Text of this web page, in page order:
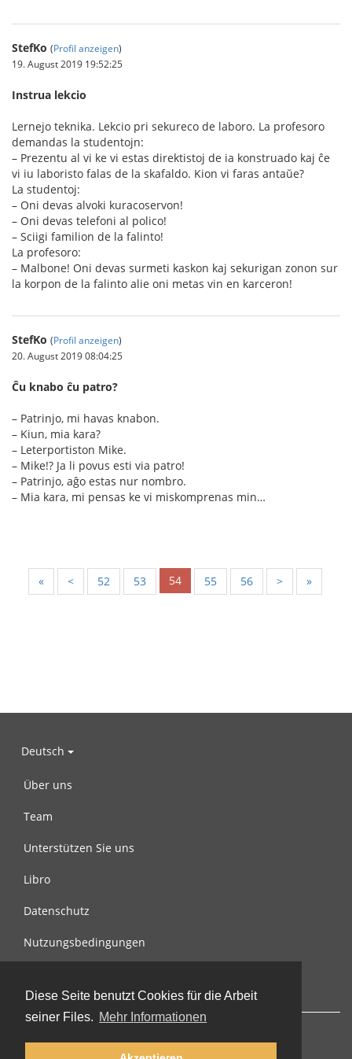
Diese Seite benutzt Cookies für die Arbeit
seiner Files. Mehr Informationen
StefKo (Profil anzeigen)
19. August 2019 19:52:25
Instrua lekcio
Lernejo teknika. Lekcio pri sekureco de laboro. La profesoro
demandas la studentojn:
– Prezentu al vi ke vi estas direktistoj de ia konstruado kaj ĉe
vi iu laboristo falas de la skafaldo. Kion vi faras antaŭe?
La studentoj:
– Oni devas alvoki kuracoservon!
– Oni devas telefoni al polico!
– Sciigi familion de la falinto!
La profesoro:
– Malbone! Oni devas surmeti kaskon kaj sekurigan zonon sur
la korpon de la falinto alie oni metas vin en karceron!
StefKo (Profil anzeigen)
20. August 2019 08:04:25
Ĉu knabo ĉu patro?
– Patrinjo, mi havas knabon.
– Kiun, mia kara?
– Leterportiston Mike.
– Mike!? Ja li povus esti via patro!
– Patrinjo, aĝo estas nur nombro.
– Mia kara, mi pensas ke vi miskomprenas min…
« < 52 53 54 55 56 > »
Deutsch
Über uns
Team
Unterstützen Sie uns
Libro
Datenschutz
Nutzungsbedingungen